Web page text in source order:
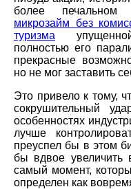
более
микрозайм без
туризма
полностью его
прекрасные
но не мог заставить
Это привело к тому,
сокрушительный
особенностях
лучше
преуспел бы в этом
бы вдвое увеличить
самый момент,
определен как